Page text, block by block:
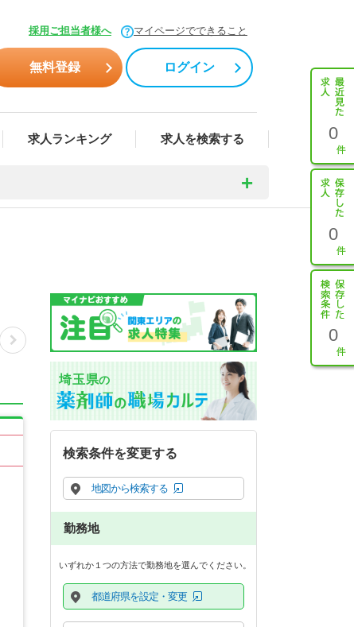
採用ご担当者様へ マイページでできること
無料登録 ログイン
求人ランキング 求人を検索する 0
0
0
埼玉県の
検索条件を変更する
地図から検索する
勤務地
いずれか１つの方法で勤務地を選んでください。
都道府県を設定・変更